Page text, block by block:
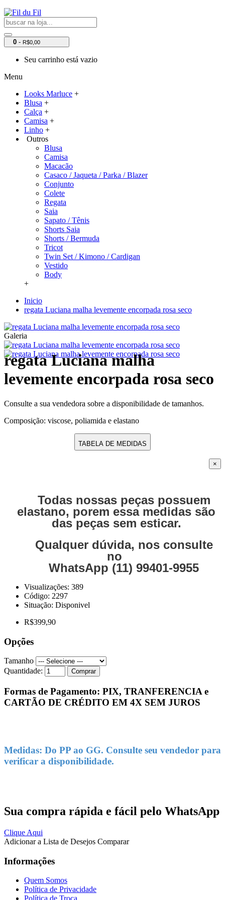
0 - R$0,00
Seu carrinho está vazio
Menu
Looks Marluce +
Blusa +
Calça +
Camisa +
Linho +
Outros
Blusa
Camisa
Macacão
Casaco / Jaqueta / Parka / Blazer
Conjunto
Colete
Regata
Saia
Sapato / Tênis
Shorts Saia
Shorts / Bermuda
Tricot
Twin Set / Kimono / Cardigan
Vestido
Body
+
Inicio
regata Luciana malha levemente encorpada rosa seco
Galeria
regata Luciana malha
levemente encorpada rosa seco
Consulte a sua vendedora sobre a disponibilidade de tamanhos.
Composição: viscose, poliamida e elastano
TABELA DE MEDIDAS
×
Todas nossas peças possuem
elastano, porem essa medidas são
das peças sem esticar.
Qualquer dúvida, nos consulte
no
WhatsApp (11) 99401-9955
Visualizações: 389
Código: 2297
Situação: Disponivel
R$399,90
Opções
Tamanho
Quantidade:
Comprar
Formas de Pagamento: PIX, TRANFERENCIA e
CARTÃO DE CRÉDITO EM 4X SEM JUROS
Medidas: Do PP ao GG. Consulte seu vendedor para
verificar a disponibilidade.
Sua compra rápida e fácil pelo WhatsApp
Clique Aqui
Adicionar a Lista de Desejos Comparar
Informações
Quem Somos
Política de Privacidade